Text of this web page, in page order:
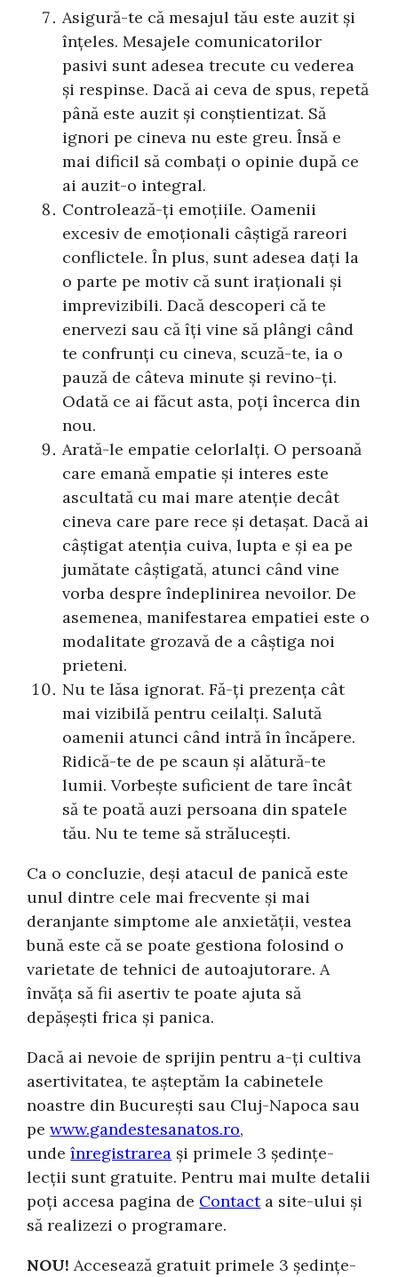
Asigură-te că mesajul tău este auzit și
înțeles. Mesajele comunicatorilor
pasivi sunt adesea trecute cu vederea
și respinse. Dacă ai ceva de spus, repetă
până este auzit și conștientizat. Să
ignori pe cineva nu este greu. Însă e
mai dificil să combați o opinie după ce
ai auzit-o integral.
Controlează-ți emoțiile. Oamenii
excesiv de emoționali câștigă rareori
conflictele. În plus, sunt adesea dați la
o parte pe motiv că sunt iraționali și
imprevizibili. Dacă descoperi că te
enervezi sau că îți vine să plângi când
te confrunți cu cineva, scuză-te, ia o
pauză de câteva minute și revino-ți.
Odată ce ai făcut asta, poți încerca din
nou.
Arată-le empatie celorlalți. O persoană
care emană empatie și interes este
ascultată cu mai mare atenție decât
cineva care pare rece și detașat. Dacă ai
câștigat atenția cuiva, lupta e și ea pe
jumătate câștigată, atunci când vine
vorba despre îndeplinirea nevoilor. De
asemenea, manifestarea empatiei este o
modalitate grozavă de a câștiga noi
prieteni.
Nu te lăsa ignorat. Fă-ți prezența cât
mai vizibilă pentru ceilalți. Salută
oamenii atunci când intră în încăpere.
Ridică-te de pe scaun și alătură-te
lumii. Vorbește suficient de tare încât
să te poată auzi persoana din spatele
tău. Nu te teme să strălucești.
Ca o concluzie, deși atacul de panică este
unul dintre cele mai frecvente și mai
deranjante simptome ale anxietății, vestea
bună este că se poate gestiona folosind o
varietate de tehnici de autoajutorare. A
învăța să fii asertiv te poate ajuta să
depășești frica și panica.
Dacă ai nevoie de sprijin pentru a-ți cultiva
asertivitatea, te așteptăm la cabinetele
noastre din București sau Cluj-Napoca sau
pewww.gandestesanatos.ro,
undeînregistrarea și primele 3 ședințe-
lecții sunt gratuite. Pentru mai multe detalii
poți accesa pagina de Contacta site-ului și
să realizezi o programare.
NOU! Accesează gratuit primele 3 ședințe-